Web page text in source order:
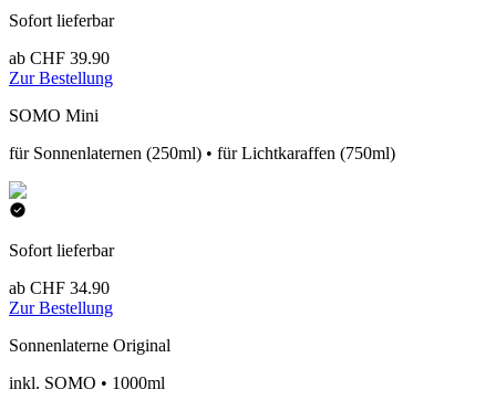
Sofort lieferbar
ab CHF 39.90
Zur Bestellung
SOMO Mini
für Sonnenlaternen (250ml) • für Lichtkaraffen (750ml)
Sofort lieferbar
ab CHF 34.90
Zur Bestellung
Sonnenlaterne Original
inkl. SOMO • 1000ml